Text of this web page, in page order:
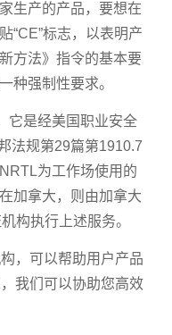
生产的产品，要想在
“CE”标志，以表明产
方法》指令的基本要
种强制性要求。
它是经美国职业安全
法规第29篇第1910.7
为工作场使用的
加拿大，则由加拿大
构执行上述服务。
，可以帮助用户产品
我们可以协助您高效